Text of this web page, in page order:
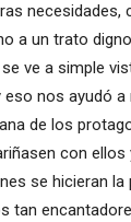
necesidades,
a un trato
ve a simple
eso nos ayudó
de los
con ellos
se hicieran
tan